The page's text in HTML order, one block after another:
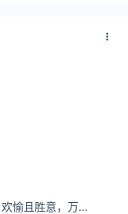
赵露思 欢愉且胜意，万事皆可期。